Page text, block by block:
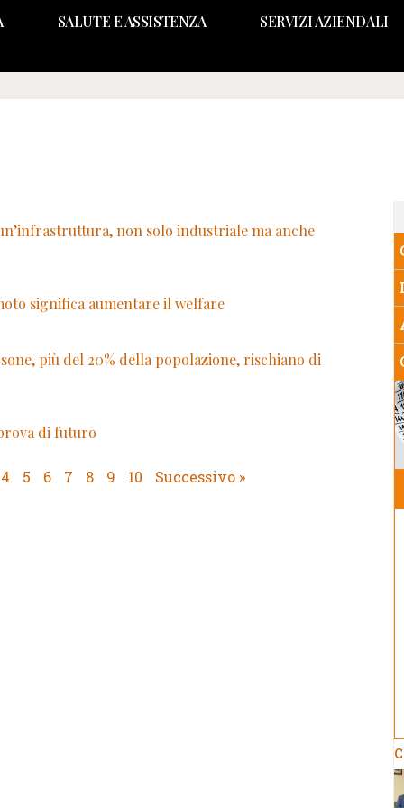
SALUTE E ASSISTENZA SERVIZI AZIENDALI
non solo industriale ma anche
significa aumentare il welfare
più del 20% della popolazione, rischiano di
di futuro
4 5 6 7 8 9 10 Successivo »